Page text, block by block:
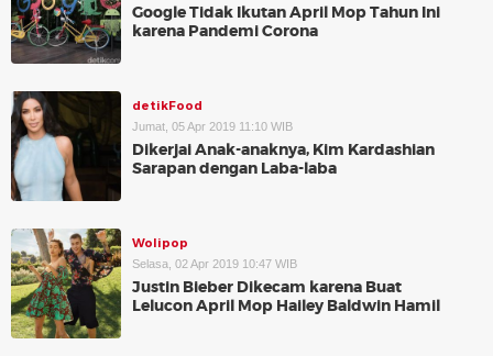
Google Tidak Ikutan April Mop Tahun Ini
karena Pandemi Corona
detikFood
Jumat, 05 Apr 2019 11:10 WIB
Dikerjai Anak-anaknya, Kim Kardashian
Sarapan dengan Laba-laba
Wolipop
Selasa, 02 Apr 2019 10:47 WIB
Justin Bieber Dikecam karena Buat
Lelucon April Mop Hailey Baldwin Hamil